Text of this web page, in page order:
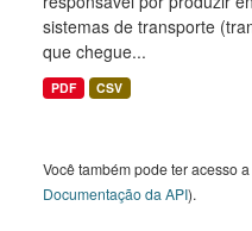
sistemas de transporte
que chegue...
PDF CSV
Você também pode ter acesso
Documentação da API).